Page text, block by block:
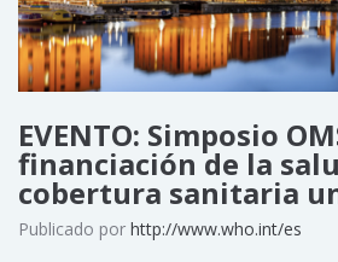
EVENTO: Simposio
financiación de la
cobertura sanitaria
Publicado por http://www.who.int/es